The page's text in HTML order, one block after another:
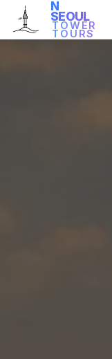
N
SEOUL
TOWER
TOURS